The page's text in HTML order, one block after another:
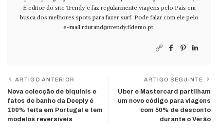
É editor do site Trendy e faz regularmente viagens pelo País em
busca dos melhores spots para fazer surf. Pode falar com ele pelo
e-mail rdurand@trendy.fidemo.pt.
ARTIGO ANTERIOR
Nova colecção de biquinis e
fatos de banho da Deeply é
100% feita em Portugal e tem
modelos reversíveis
ARTIGO SEGUINTE
Uber e Mastercard partilham
um novo código para viagens
com 50% de desconto
durante o Verão